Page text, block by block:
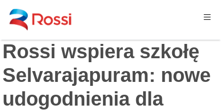
Rossi wspiera szkołę
Selvarajapuram: nowe
udogodnienia dla